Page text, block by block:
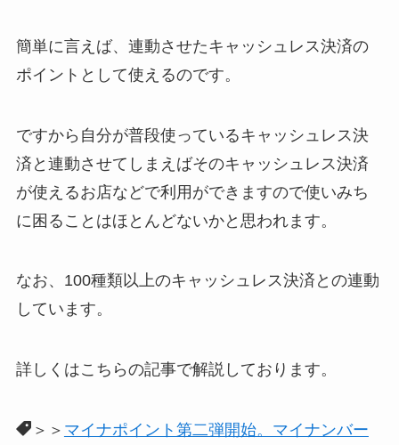
簡単に言えば、 連動させたキャッシュレス決済の
ポイントとして使えるのです。
ですから自分が普段使っているキャッシュレス決
済と連動させてしまえばそのキャッシュレス決済
が使えるお店などで利用ができますので使いみち
に困ることはほとんどないかと思われます。
なお、100種類以上のキャッシュレス決済との連動
しています。
詳しくはこちらの記事で解説しております。
＞＞ マイナポイント第二弾開始。マイナンバー